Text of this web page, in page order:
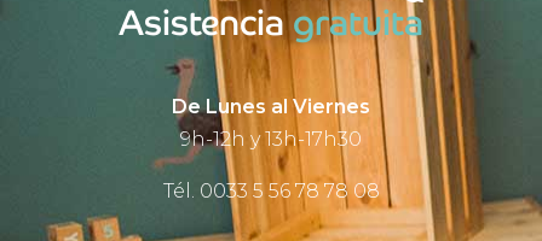
Asistenciagratuita
De Lunes al Viernes
9h-12h y 13h-17h30
Tél. 0033 5 56 78 78 08